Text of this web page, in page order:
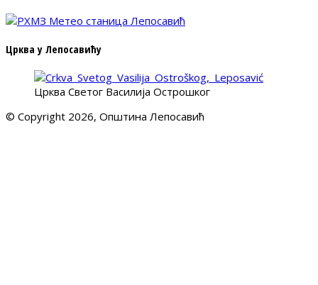
Црква у Лепосавићу
Црква Светог Василија Острошког
© Copyright 2026, Општина Лепосавић